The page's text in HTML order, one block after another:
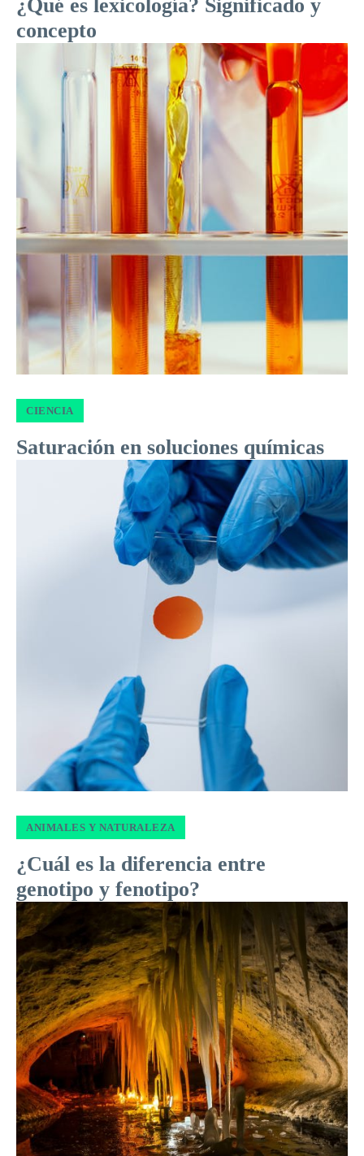
¿Qué es lexicología? Significado y
concepto
CIENCIA
Saturación en soluciones químicas
ANIMALES Y NATURALEZA
¿Cuál es la diferencia entre
genotipo y fenotipo?